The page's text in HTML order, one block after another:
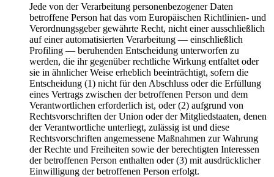
Jede von der Verarbeitung personenbezogener Daten
betroffene Person hat das vom Europäischen Richtlinien- und
Verordnungsgeber gewährte Recht, nicht einer ausschließlich
auf einer automatisierten Verarbeitung — einschließlich
Profiling — beruhenden Entscheidung unterworfen zu
werden, die ihr gegenüber rechtliche Wirkung entfaltet oder
sie in ähnlicher Weise erheblich beeinträchtigt, sofern die
Entscheidung (1) nicht für den Abschluss oder die Erfüllung
eines Vertrags zwischen der betroffenen Person und dem
Verantwortlichen erforderlich ist, oder (2) aufgrund von
Rechtsvorschriften der Union oder der Mitgliedstaaten, denen
der Verantwortliche unterliegt, zulässig ist und diese
Rechtsvorschriften angemessene Maßnahmen zur Wahrung
der Rechte und Freiheiten sowie der berechtigten Interessen
der betroffenen Person enthalten oder (3) mit ausdrücklicher
Einwilligung der betroffenen Person erfolgt.